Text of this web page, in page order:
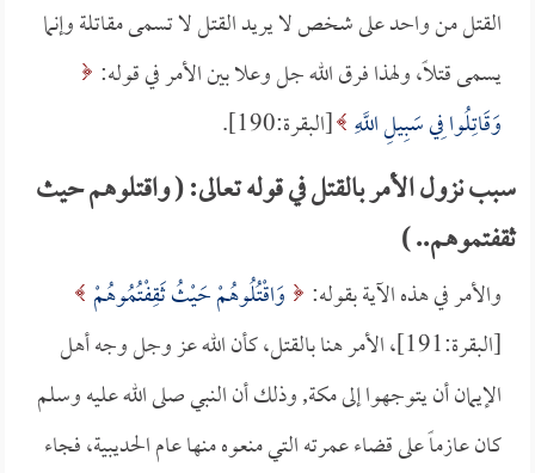
القتل من واحد على شخص لا يريد القتل لا تسمى مقاتلة وإنما
يسمى قتلاً، ولهذا فرق الله جل وعلا بين الأمر في قوله:
وَقَاتِلُوا فِي سَبِيلِ اللَّهِ [البقرة:190].
سبب نزول الأمر بالقتل في قوله تعالى: ( واقتلوهم حيث
ثقفتموهم.. )
والأمر في هذه الآية بقوله:
وَاقْتُلُوهُمْ حَيْثُ ثَقِفْتُمُوهُمْ
[البقرة:191]، الأمر هنا بالقتل، كأن الله عز وجل وجه أهل
الإيمان أن يتوجهوا إلى مكة, وذلك أن النبي صلى الله عليه وسلم
كان عازماً على قضاء عمرته التي منعوه منها عام الحديبية، فجاء